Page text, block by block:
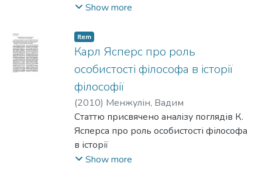
пізнавальної практики – «повчальної
розглядається
в контексті проблеми рецепції й
поширення філософських концепцій в
ХХ ст.
Show more
Item
Карл Ясперс про роль
особистості філософа в історії
філософії
(2010) Менжулін, Вадим
Статтю присвячено аналізу поглядів К.
Ясперса про роль особистості філософа
в історії
філософії, співвідношення
Show more